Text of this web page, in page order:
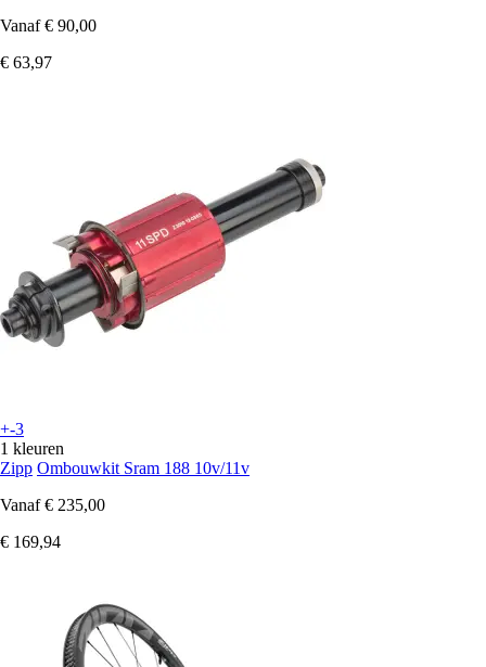
Vanaf € 90,00
€ 63,97
+-3
1 kleuren
Zipp Ombouwkit Sram 188 10v/11v
Vanaf € 235,00
€ 169,94